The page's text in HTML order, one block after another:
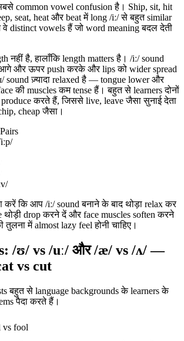
common vowel confusion है। Ship, sit, hit
seat, heat और beat में long /iː/ से बहुत similar
distinct vowels हैं जो word meaning बदल देती
नहीं है, हालाँकि length matters है। /iː/ sound
और ऊपर push करके और lips को wider spread
sound ज़्यादा relaxed है — tongue lower और
की muscles कम tense हैं। बहुत से learners दोनों
produce करते हैं, जिससे live, leave जैसा सुनाई देता
cheap जैसा।
करें कि आप /iː/ sound बनाने के बाद थोड़ा relax कर
drop करने दें और face muscles soften करने
तुलना में almost lazy feel होनी चाहिए।
/ʊ/ vs /uː/ और /æ/ vs /ʌ/ —
vs cut
बहुत से language backgrounds के learners के
पैदा करते हैं।
fool